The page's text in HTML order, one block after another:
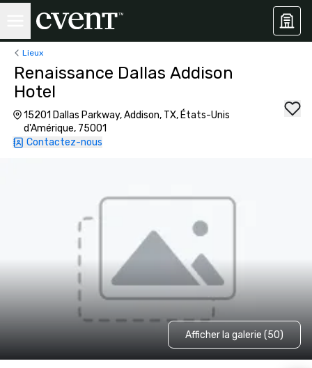
Lieux
Renaissance Dallas Addison
Hotel
15201 Dallas Parkway, Addison, TX, États-Unis
d'Amérique, 75001
Contactez-nous
Afficher la galerie (50)